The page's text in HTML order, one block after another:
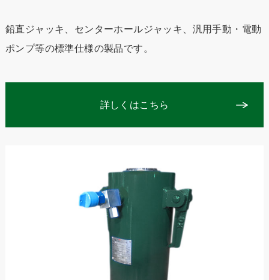
鉛直ジャッキ、センターホールジャッキ、汎用手動・電動
ポンプ等の標準仕様の製品です。
詳しくはこちら